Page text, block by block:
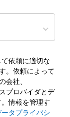
依頼に適切な
。依頼によって
会社、
プロバイダとデ
情報を管理す
タプライバシ